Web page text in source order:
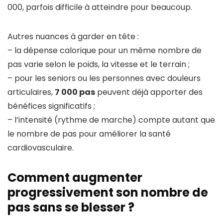
000, parfois difficile à atteindre pour beaucoup.
Autres nuances à garder en tête :
– la dépense calorique pour un même nombre de
pas varie selon le poids, la vitesse et le terrain ;
– pour les seniors ou les personnes avec douleurs
articulaires, 7 000 pas peuvent déjà apporter des
bénéfices significatifs ;
– l’intensité (rythme de marche) compte autant que
le nombre de pas pour améliorer la santé
cardiovasculaire.
Comment augmenter
progressivement son nombre de
pas sans se blesser ?